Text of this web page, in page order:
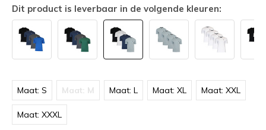
Dit product is leverbaar in de volgende kleuren:
Maat: S Maat: M Maat: L Maat: XL Maat: XXL
Maat: XXXL